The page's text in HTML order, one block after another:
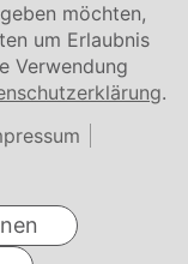
möchten,
um Erlaubnis
Verwendung
.